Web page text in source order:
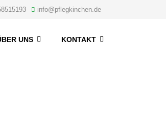
info@pflegkinchen.de
UNS KONTAKT